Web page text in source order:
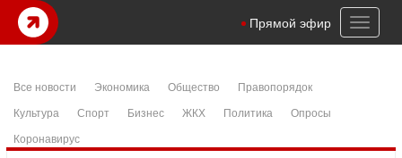
Toggle
Прямой эфир
Все новости Экономика Общество
Правопорядок
Культура
Спорт Бизнес ЖКХ Политика
Опросы
Коронавирус